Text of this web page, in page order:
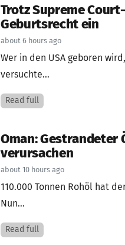
Trotz Supreme
Geburtsrecht ein
about 6 hours ago
Wer in den USA geboren
versuchte...
Read full
Oman:
verursachen
about 10 hours ago
110.000 Tonnen Rohöl hat
Nun...
Read full